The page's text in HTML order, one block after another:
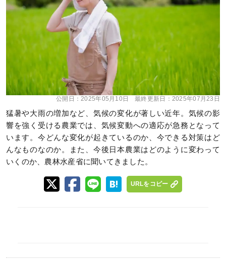
公開日：2025年05月10日 最終更新日： 2025年07月23日
猛暑や大雨の増加など、気候の変化が著しい近年。気候の影
響を強く受ける農業では、気候変動への適応が急務となって
います。今どんな変化が起きているのか、今できる対策はど
んなものなのか。また、今後日本農業はどのように変わって
いくのか、農林水産省に聞いてきました。
URLをコピー